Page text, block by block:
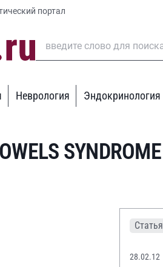
портал
Неврология Эндокринология
SYNDROME
Статья
28.02.12